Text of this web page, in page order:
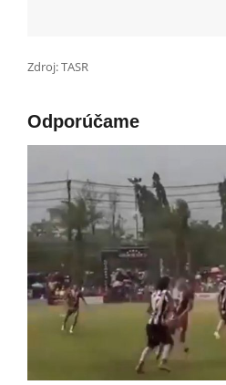
Zdroj: TASR
Odporúčame